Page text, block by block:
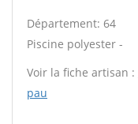
Département: 64
Piscine polyester -
Voir la fiche artisan :
pau